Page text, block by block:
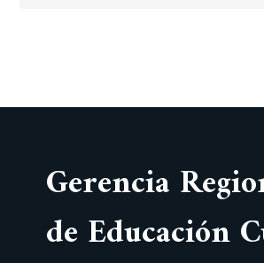
Gerencia
de Educación